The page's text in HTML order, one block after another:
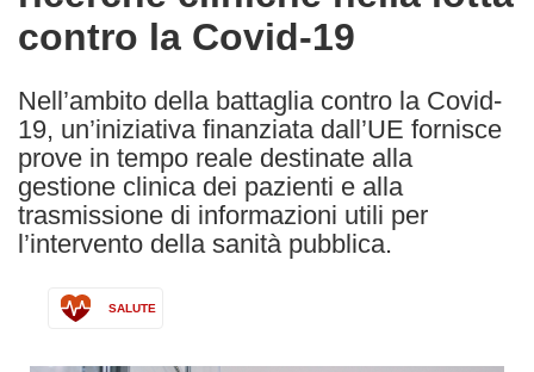
languages:
contro la Covid-19
Nell’ambito della battaglia contro la Covid-
19, un’iniziativa finanziata dall’UE fornisce
prove in tempo reale destinate alla
gestione clinica dei pazienti e alla
trasmissione di informazioni utili per
l’intervento della sanità pubblica.
SALUTE